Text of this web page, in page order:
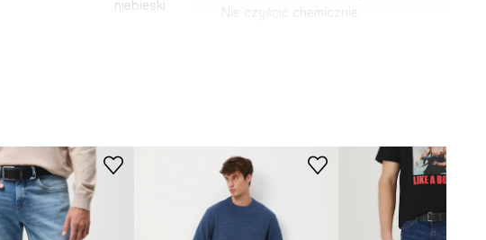
niebieski
Nie czyścić chemicznie.